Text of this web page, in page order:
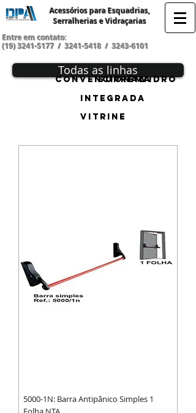
Acessórios para Esquadrias,
Serralherias e Vidraçarias
Entre em contato:
(19) 3241-5177 /3241-5418 /3243-6101
Todas as linhas
Convencional
SupremaVidro
Integrada
Vitrine
5000-1N: Barra Antipânico Simples 1